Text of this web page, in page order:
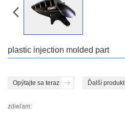
plastic injection molded part
Opýtajte sa teraz Ďalší produkt
zdieľam: